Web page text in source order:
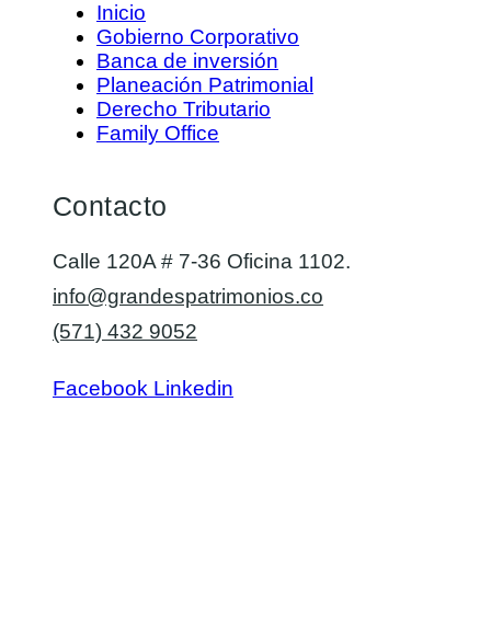
Inicio
Gobierno Corporativo
Banca de inversión
Planeación Patrimonial
Derecho Tributario
Family Office
Contacto
Calle 120A # 7-36 Oficina 1102.
info@grandespatrimonios.co
(571) 432 9052
Facebook Linkedin